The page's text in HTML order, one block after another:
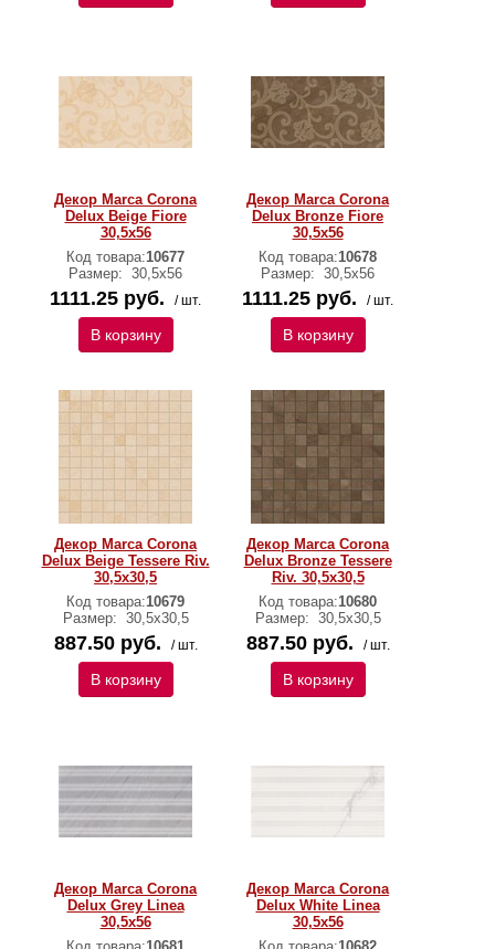
Декор Marca Corona
Delux Beige Fiore
30,5х56
Код товара:10677
Размер: 30,5х56
1111.25 руб. / шт.
В корзину
Декор Marca Corona
Delux Bronze Fiore
30,5х56
Код товара:10678
Размер: 30,5х56
1111.25 руб. / шт.
В корзину
Декор Marca Corona
Delux Beige Tessere Riv.
30,5х30,5
Код товара:10679
Размер: 30,5х30,5
887.50 руб. / шт.
В корзину
Декор Marca Corona
Delux Bronze Tessere
Riv. 30,5х30,5
Код товара:10680
Размер: 30,5х30,5
887.50 руб. / шт.
В корзину
Декор Marca Corona
Delux Grey Linea
30,5х56
Декор Marca Corona
Delux White Linea
30,5х56